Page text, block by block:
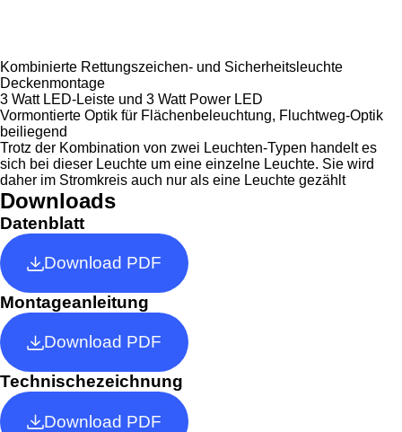
Kombinierte Rettungszeichen- und Sicherheitsleuchte
Deckenmontage
3 Watt LED-Leiste und 3 Watt Power LED
Vormontierte Optik für Flächenbeleuchtung, Fluchtweg-Optik
beiliegend
Trotz der Kombination von zwei Leuchten-Typen handelt es
sich bei dieser Leuchte um eine einzelne Leuchte. Sie wird
daher im Stromkreis auch nur als eine Leuchte gezählt
Downloads
Datenblatt
Download PDF
Montageanleitung
Download PDF
Technischezeichnung
Download PDF